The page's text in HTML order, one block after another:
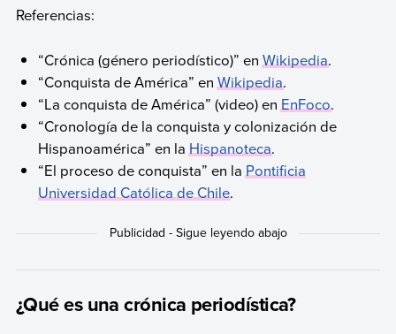
Referencias:
“Crónica (género periodístico)” enWikipedia.
“Conquista de América” enWikipedia.
“La conquista de América” (video) en EnFoco.
“Cronología de la conquista y colonización de
Hispanoamérica” en la Hispanoteca.
“El proceso de conquista” en la Pontificia
Universidad Católica de Chile.
¿Qué es una crónica periodística?